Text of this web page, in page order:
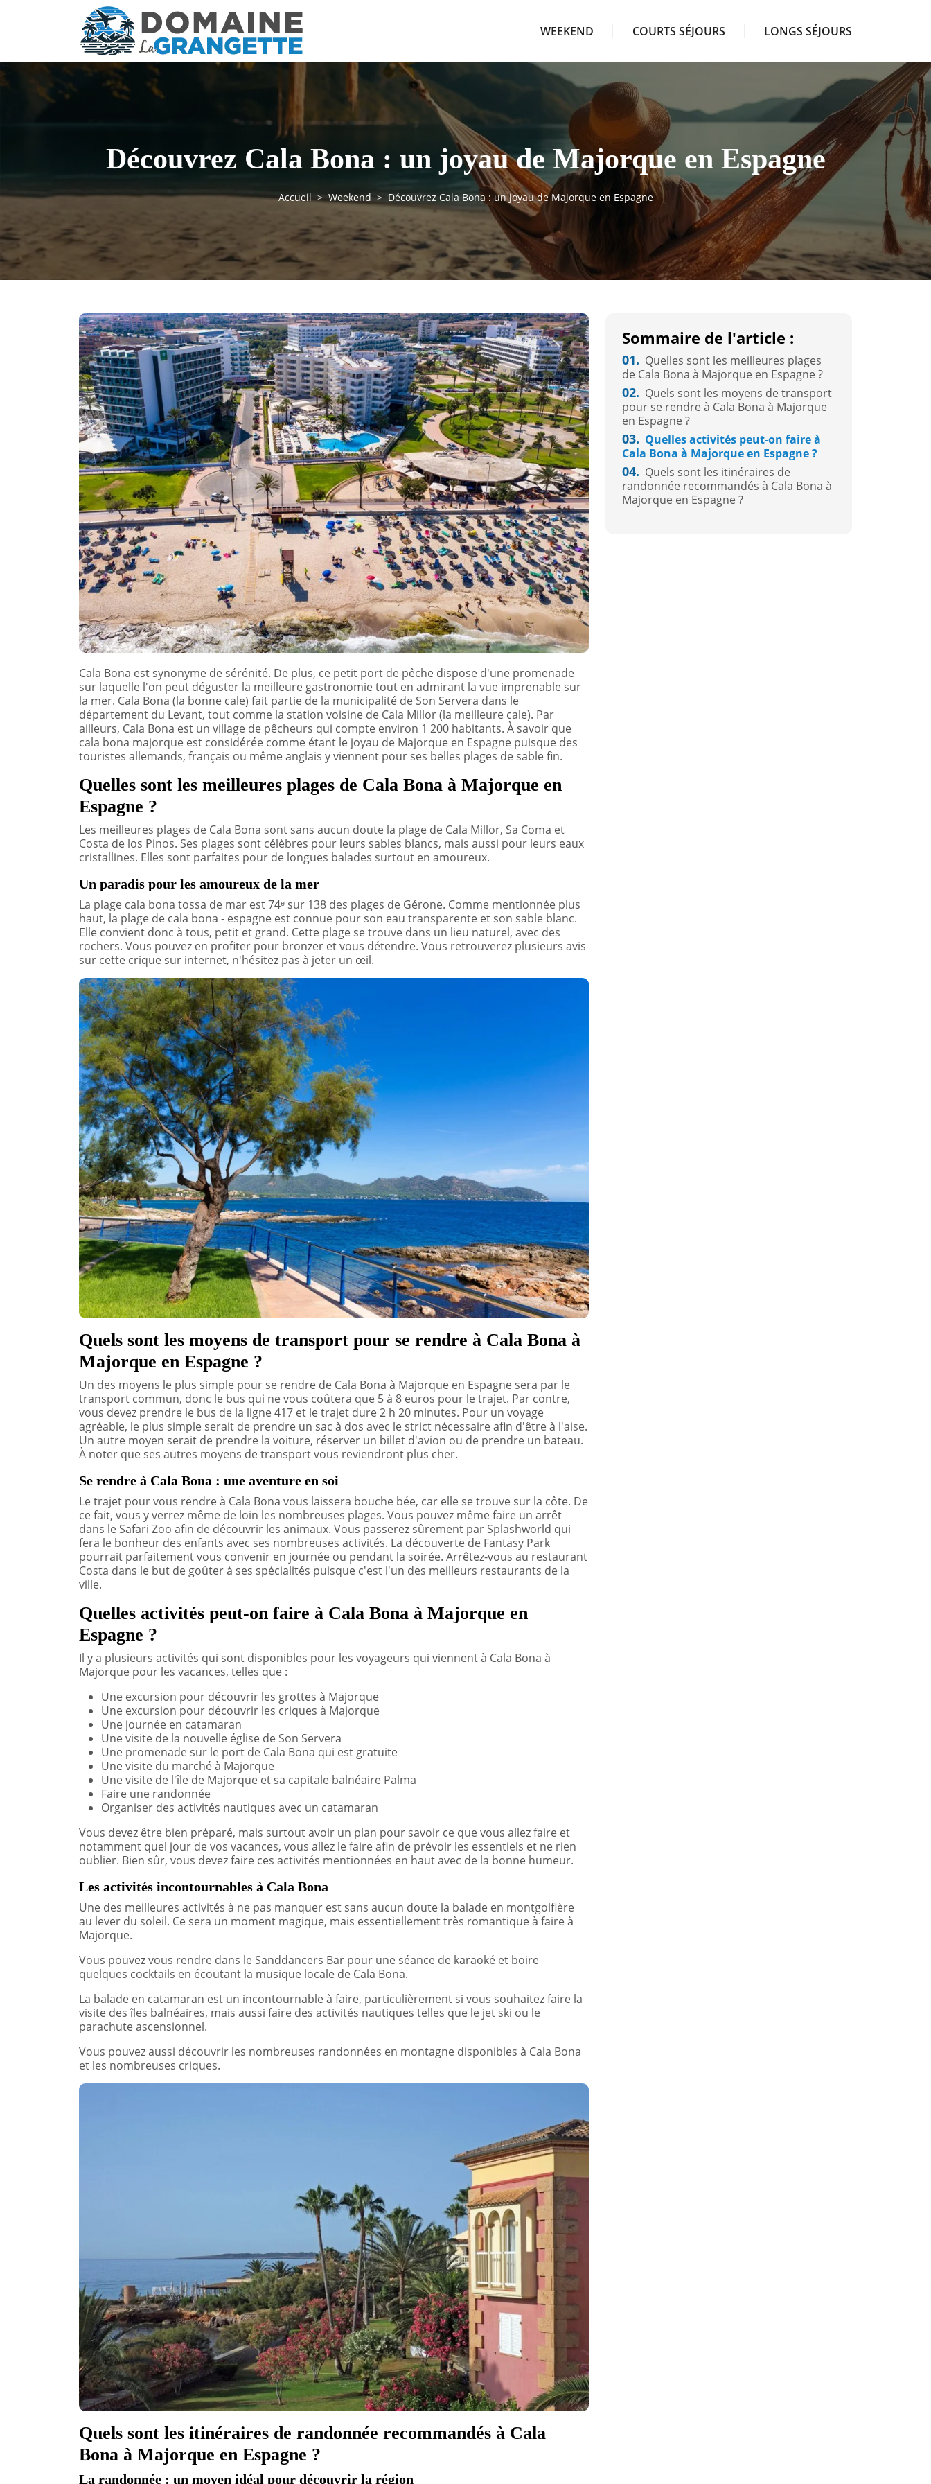
WEEKEND COURTS SÉJOURS LONGS SÉJOURS
Découvrez Cala Bona : un joyau de Majorque en Espagne
Accueil Weekend Découvrez Cala Bona : un joyau de Majorque en Espagne
Cala Bona est synonyme de sérénité. De plus, ce petit port de pêche dispose d'une promenade
sur laquelle l'on peut déguster la meilleure gastronomie tout en admirant la vue imprenable sur
la mer. Cala Bona (la bonne cale) fait partie de la municipalité de Son Servera dans le
département du Levant, tout comme la station voisine de Cala Millor (la meilleure cale). Par
ailleurs, Cala Bona est un village de pêcheurs qui compte environ 1 200 habitants. À savoir que
cala bona majorque est considérée comme étant le joyau de Majorque en Espagne puisque des
touristes allemands, français ou même anglais y viennent pour ses belles plages de sable fin.
Quelles sont les meilleures plages de Cala Bona à Majorque en
Espagne ?
Les meilleures plages de Cala Bona sont sans aucun doute la plage de Cala Millor, Sa Coma et
Costa de los Pinos. Ses plages sont célèbres pour leurs sables blancs, mais aussi pour leurs eaux
cristallines. Elles sont parfaites pour de longues balades surtout en amoureux.
Un paradis pour les amoureux de la mer
La plage cala bona tossa de mar est 74ᵉ sur 138 des plages de Gérone. Comme mentionnée plus
haut, la plage de cala bona - espagne est connue pour son eau transparente et son sable blanc.
Elle convient donc à tous, petit et grand. Cette plage se trouve dans un lieu naturel, avec des
rochers. Vous pouvez en profiter pour bronzer et vous détendre. Vous retrouverez plusieurs avis
sur cette crique sur internet, n'hésitez pas à jeter un œil.
Quels sont les moyens de transport pour se rendre à Cala Bona à
Majorque en Espagne ?
Un des moyens le plus simple pour se rendre de Cala Bona à Majorque en Espagne sera par le
transport commun, donc le bus qui ne vous coûtera que 5 à 8 euros pour le trajet. Par contre,
vous devez prendre le bus de la ligne 417 et le trajet dure 2 h 20 minutes. Pour un voyage
agréable, le plus simple serait de prendre un sac à dos avec le strict nécessaire afin d'être à l'aise.
Un autre moyen serait de prendre la voiture, réserver un billet d'avion ou de prendre un bateau.
À noter que ses autres moyens de transport vous reviendront plus cher.
Se rendre à Cala Bona : une aventure en soi
Le trajet pour vous rendre à Cala Bona vous laissera bouche bée, car elle se trouve sur la côte. De
ce fait, vous y verrez même de loin les nombreuses plages. Vous pouvez même faire un arrêt
dans le Safari Zoo afin de découvrir les animaux. Vous passerez sûrement par Splashworld qui
fera le bonheur des enfants avec ses nombreuses activités. La découverte de Fantasy Park
pourrait parfaitement vous convenir en journée ou pendant la soirée. Arrêtez-vous au restaurant
Costa dans le but de goûter à ses spécialités puisque c'est l'un des meilleurs restaurants de la
ville.
Quelles activités peut-on faire à Cala Bona à Majorque en
Espagne ?
Il y a plusieurs activités qui sont disponibles pour les voyageurs qui viennent à Cala Bona à
Majorque pour les vacances, telles que :
Une excursion pour découvrir les grottes à Majorque
Une excursion pour découvrir les criques à Majorque
Une journée en catamaran
Une visite de la nouvelle église de Son Servera
Une promenade sur le port de Cala Bona qui est gratuite
Une visite du marché à Majorque
Une visite de l'île de Majorque et sa capitale balnéaire Palma
Faire une randonnée
Organiser des activités nautiques avec un catamaran
Vous devez être bien préparé, mais surtout avoir un plan pour savoir ce que vous allez faire et
notamment quel jour de vos vacances, vous allez le faire afin de prévoir les essentiels et ne rien
oublier. Bien sûr, vous devez faire ces activités mentionnées en haut avec de la bonne humeur.
Les activités incontournables à Cala Bona
Une des meilleures activités à ne pas manquer est sans aucun doute la balade en montgolfière
au lever du soleil. Ce sera un moment magique, mais essentiellement très romantique à faire à
Majorque.
Vous pouvez vous rendre dans le Sanddancers Bar pour une séance de karaoké et boire
quelques cocktails en écoutant la musique locale de Cala Bona.
La balade en catamaran est un incontournable à faire, particulièrement si vous souhaitez faire la
visite des îles balnéaires, mais aussi faire des activités nautiques telles que le jet ski ou le
parachute ascensionnel.
Vous pouvez aussi découvrir les nombreuses randonnées en montagne disponibles à Cala Bona
et les nombreuses criques.
Quels sont les itinéraires de randonnée recommandés à Cala
Bona à Majorque en Espagne ?
La randonnée : un moyen idéal pour découvrir la région
Sommaire de l'article :
01. Quelles sont les meilleures plages
de Cala Bona à Majorque en Espagne ?
02. Quels sont les moyens de transport
pour se rendre à Cala Bona à Majorque
en Espagne ?
03. Quelles activités peut-on faire à
Cala Bona à Majorque en Espagne ?
04. Quels sont les itinéraires de
randonnée recommandés à Cala Bona à
Majorque en Espagne ?